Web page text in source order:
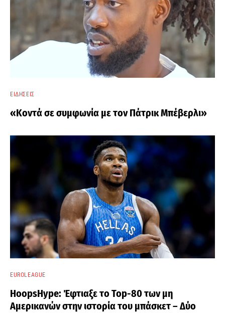
ΕΙΔΉΣΕΙΣ
«Κοντά σε συμφωνία με τον Πάτρικ Μπέβερλι»
EUROLEAGUE
HoopsHype: Έφτιαξε το Top-80 των μη
Αμερικανών στην ιστορία του μπάσκετ – Δύο